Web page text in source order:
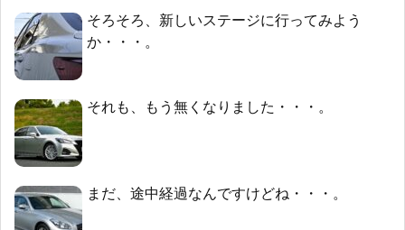
そろそろ、新しいステージに行ってみよう
か・・・。
それも、もう無くなりました・・・。
まだ、途中経過なんですけどね・・・。